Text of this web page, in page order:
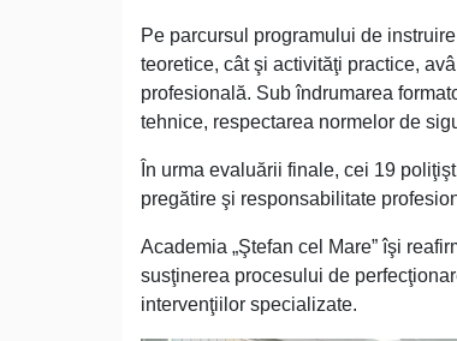
Pe parcursul programului de
teoretice, cât şi activităţi practice,
profesională. Sub îndrumarea
tehnice, respectarea normelor de
În urma evaluării finale, cei 19
pregătire şi responsabilitate
Academia „Ştefan cel Mare” îşi
susţinerea procesului de
intervenţiilor specializate.